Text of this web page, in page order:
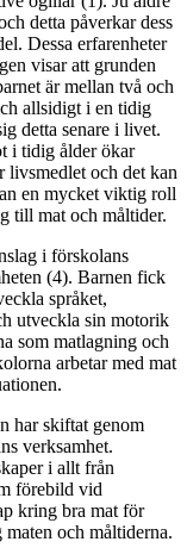
detta påverkar dess
Dessa erfarenheter
visar att grunden
är mellan två och
allsidigt i en tidig
detta senare i livet.
i tidig ålder ökar
livsmedlet och det kan
en mycket viktig roll
till mat och måltider.
i förskolans
(4). Barnen fick
språket,
utveckla sin motorik
som matlagning och
arbetar med mat
har skiftat genom
verksamhet.
i allt från
förebild vid
kring bra mat för
och måltiderna.